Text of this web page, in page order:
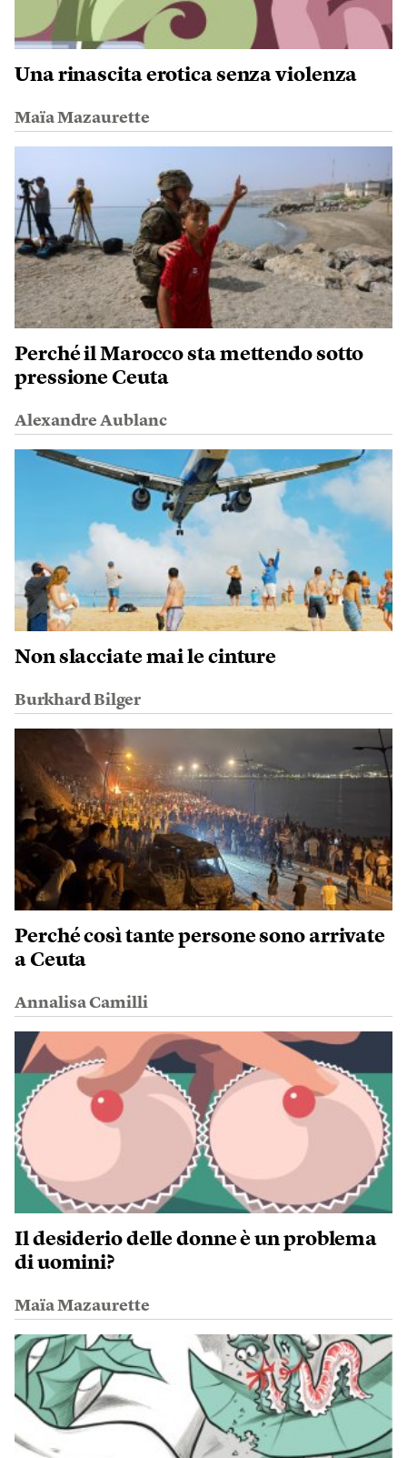
Una rinascita erotica senza violenza
Maïa Mazaurette
Perché il Marocco sta mettendo sotto
pressione Ceuta
Alexandre Aublanc
Non slacciate mai le cinture
Burkhard Bilger
Perché così tante persone sono arrivate
a Ceuta
Annalisa Camilli
Il desiderio delle donne è un problema
di uomini?
Maïa Mazaurette